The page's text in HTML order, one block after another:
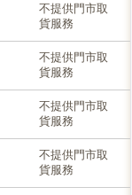
不提供門市取
貨服務
不提供門市取
貨服務
不提供門市取
貨服務
不提供門市取
貨服務